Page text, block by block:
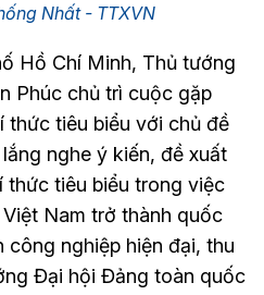
Nhất - TTXVN
Hồ Chí Minh, Thủ tướng
Phúc chủ trì cuộc gặp
thức tiêu biểu với chủ đề
nghe ý kiến, đề xuất
thức tiêu biểu trong việc
Nam trở thành quốc
công nghiệp hiện đại, thu
Đại hội Đảng toàn quốc